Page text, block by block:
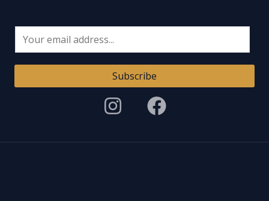
m
a
Subscribe